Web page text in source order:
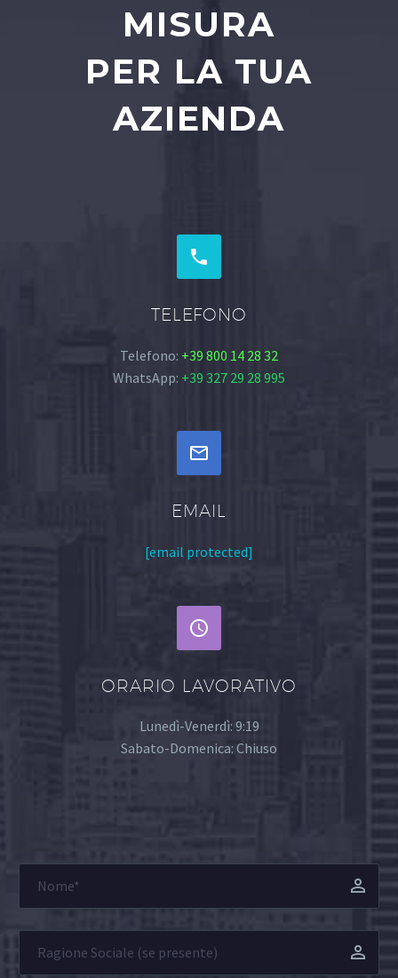
MISURA
PER LA TUA
AZIENDA


TELEFONO
Telefono: +39 800 14 28 32
WhatsApp: +39 327 29 28 995


EMAIL
[email protected]


ORARIO LAVORATIVO
Lunedì-Venerdì: 9:19
Sabato-Domenica: Chiuso